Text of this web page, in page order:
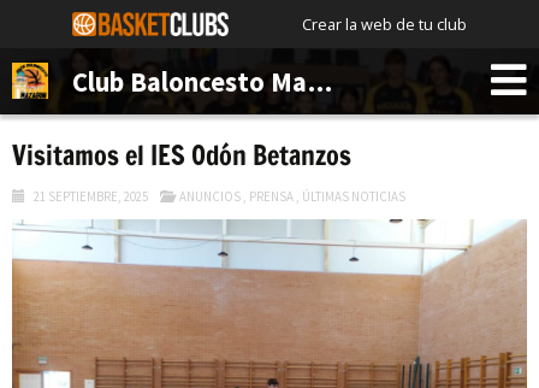
Crear la web de tu club
Club Baloncesto Mazagón
Visitamos el IES Odón Betanzos
21 SEPTIEMBRE, 2025 ANUNCIOS , PRENSA , ÚLTIMAS NOTICIAS